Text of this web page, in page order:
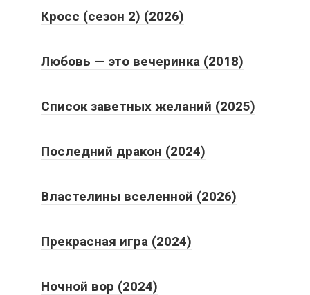
Кросс (сезон 2) (2026)
Любовь — это вечеринка (2018)
Список заветных желаний (2025)
Последний дракон (2024)
Властелины вселенной (2026)
Прекрасная игра (2024)
Ночной вор (2024)